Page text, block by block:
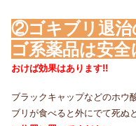
②ゴキブリ退治
ゴ系薬品は安全
おけば効果はあります!!
ブラックキャップなどのホウ
ブリが食べると外にでて死ぬ